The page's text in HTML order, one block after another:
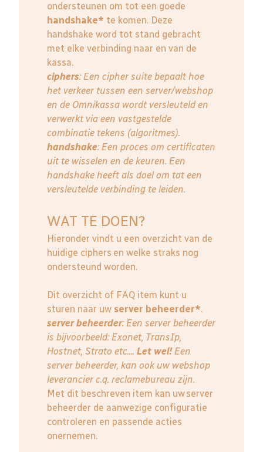
ondersteunen om tot een goede
handshake* te komen. Deze
handshake word tot stand gebracht
met elke verbinding naar en van de
kassa.
ciphers: Een cipher suite bepaalt hoe
het verkeer tussen een server/webshop
en de Omnikassa wordt versleuteld en
verwerkt via een vastgestelde
combinatie tekens (algoritmes).
handshake: Een proces om certificaten
uit te wisselen en de keuren. Een
handshake heeft als doel om tot een
versleutelde verbinding te leiden.
WAT TE DOEN?
Hieronder vindt u een overzicht van de
huidige ciphers en welke straks nog
ondersteund worden.
Dit overzicht of FAQ item kunt u
sturen naar uw server beheerder*.
server beheerder: Een server beheerder
is bijvoorbeeld: Exonet, TransIp,
Hostnet, Strato etc.... Let wel!Een
server beheerder, kan ook uw webshop
leverancier c.q. reclamebureau zijn.
Met dit beschreven item kan uw server
beheerder de aanwezige configuratie
controleren en passende acties
onernemen.